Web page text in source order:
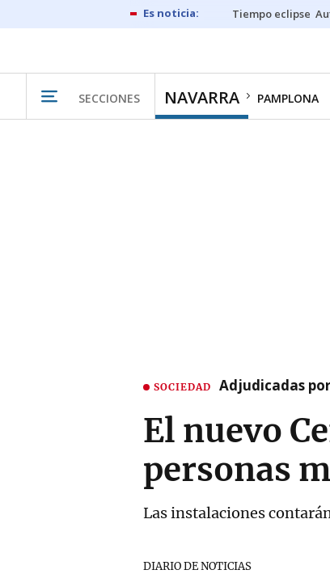
Tiempo eclipse
SECCIONES NAVARRA PAMPLONA
SOCIEDAD Adjudicadas
El nuevo
personas
Las instalaciones
DIARIO DE NOTICIAS